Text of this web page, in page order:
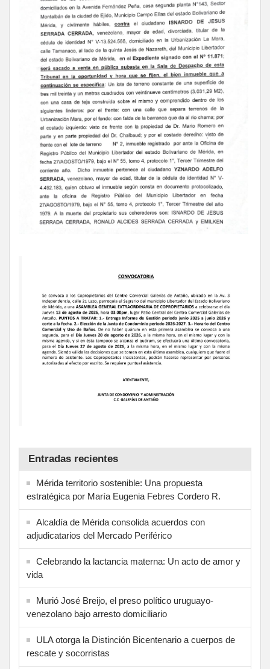
Entradas recientes
Mérida territorio sostenible: Una propuesta
estratégica por María Eugenia Febres Cordero R.
Alcaldía de Mérida consolida acuerdos con
adjudicatarios del Mercado Periférico
Celebrando la lactancia materna: Un acto de amor y
vida
Murió José Breijo, el preso político uruguayo-
venezolano bajo arresto domiciliario
ULA otorga la Distinción Bicentenario a cuerpos de
rescate y socorristas